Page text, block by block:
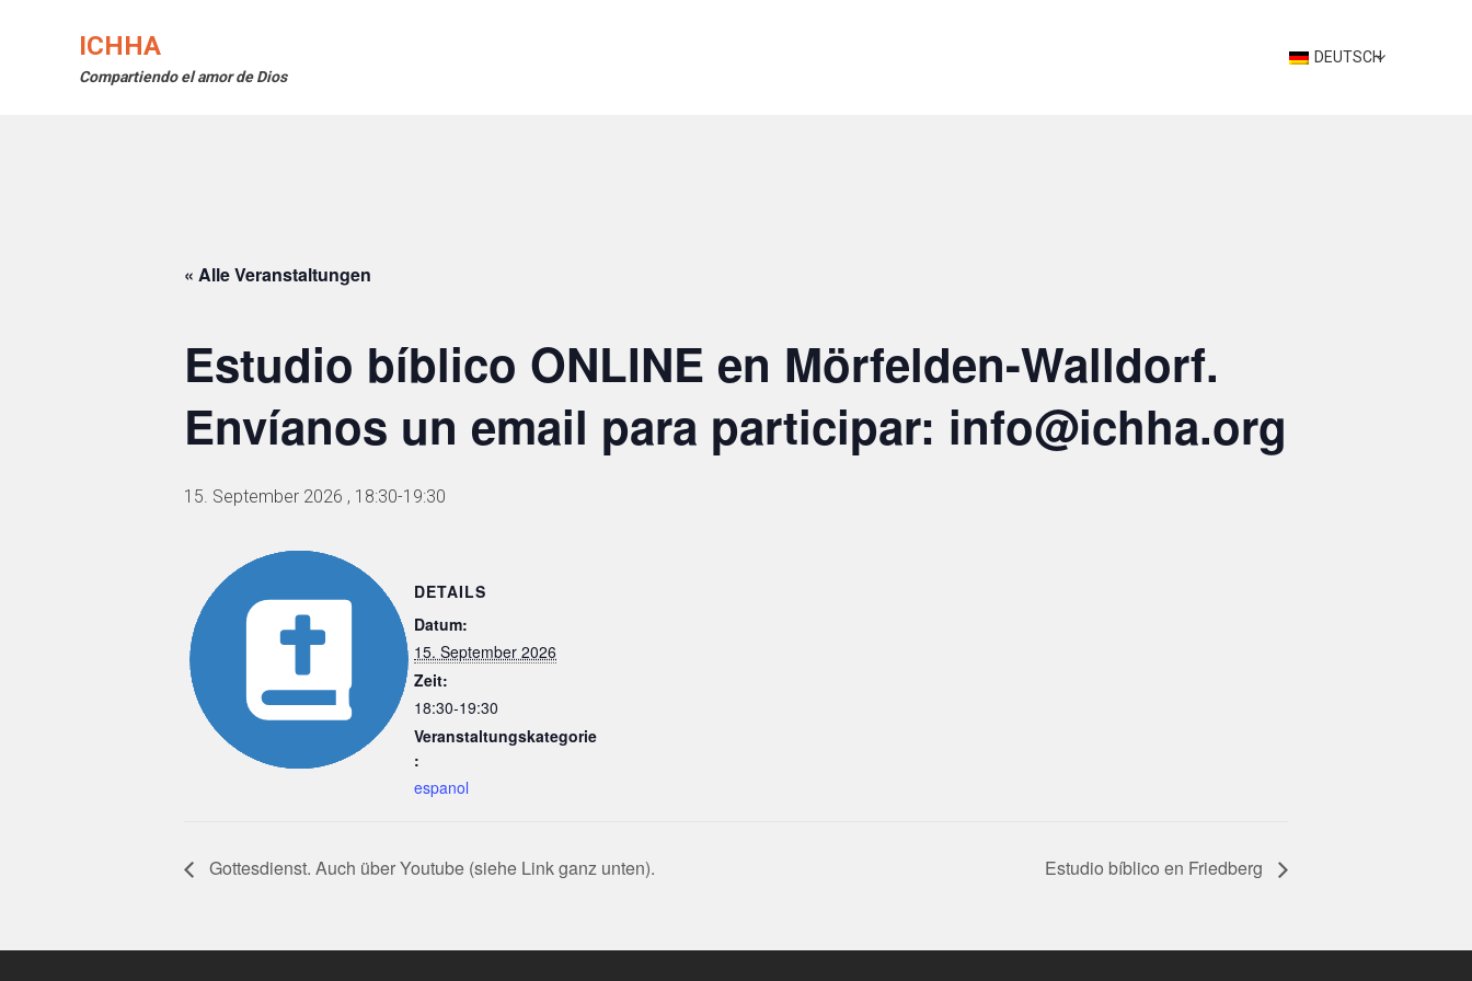
ICHHA
Compartiendo el amor de Dios
DEUTSCH
« Alle Veranstaltungen
Estudio bíblico ONLINE en Mörfelden-Walldorf.
Envíanos un email para participar: info@ichha.org
15. September 2026 , 18:30-19:30
DETAILS
Datum:
15. September 2026
Zeit:
18:30-19:30
Veranstaltungskategorie
:
espanol
Gottesdienst. Auch über Youtube (siehe Link ganz unten). Estudio bíblico en Friedberg